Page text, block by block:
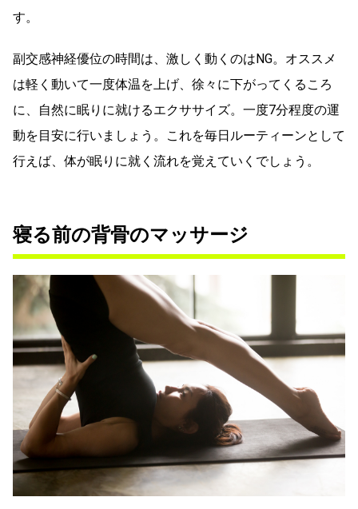
す。
副交感神経優位の時間は、激しく動くのはNG。オススメ
は軽く動いて一度体温を上げ、徐々に下がってくるころ
に、自然に眠りに就けるエクササイズ。一度7分程度の運
動を目安に行いましょう。これを毎日ルーティーンとして
行えば、体が眠りに就く流れを覚えていくでしょう。
寝る前の背骨のマッサージ